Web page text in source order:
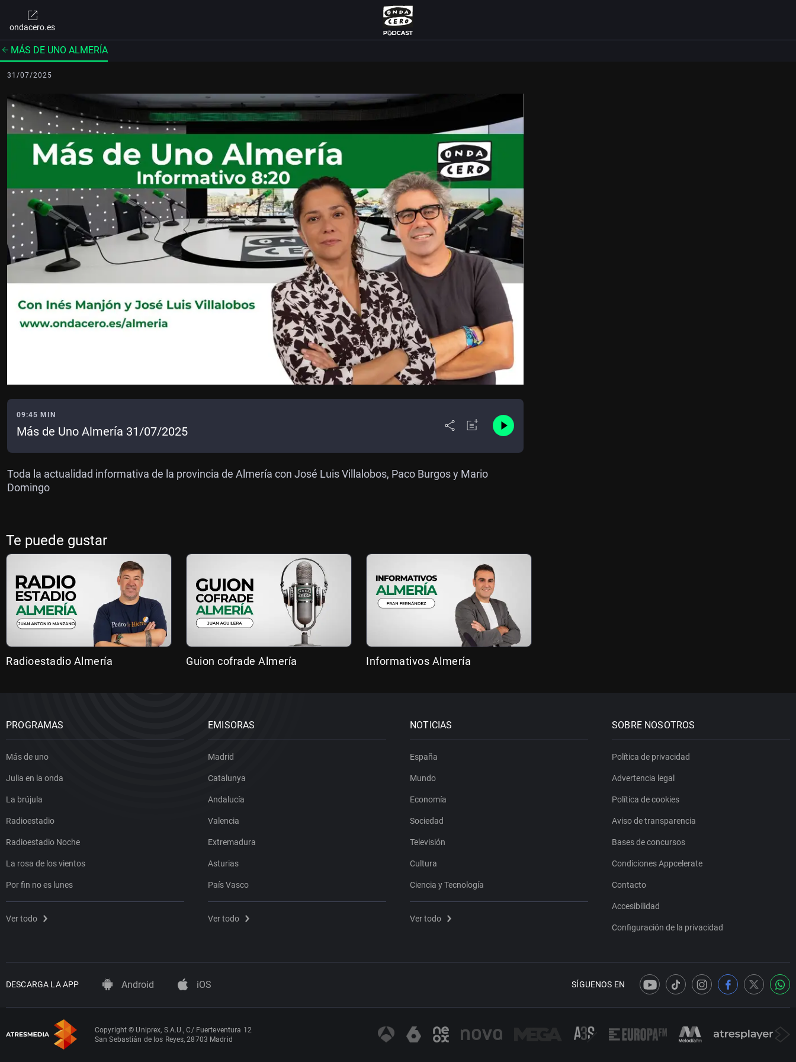
ondacero.es
MÁS DE UNO ALMERÍA
31/07/2025
09:45 MIN
Más de Uno Almería 31/07/2025
Toda la actualidad informativa de la provincia de Almería con José Luis Villalobos, Paco Burgos y Mario
Domingo
Te puede gustar
Radioestadio Almería Guion cofrade Almería Informativos Almería
PROGRAMAS
Más de uno
Julia en la onda
La brújula
Radioestadio
Radioestadio Noche
La rosa de los vientos
Por fin no es lunes
Ver todo
EMISORAS
Madrid
Catalunya
Andalucía
Valencia
Extremadura
Asturias
País Vasco
Ver todo
NOTICIAS
España
Mundo
Economía
Sociedad
Televisión
Cultura
Ciencia y Tecnología
Ver todo
SOBRE NOSOTROS
Política de privacidad
Advertencia legal
Política de cookies
Aviso de transparencia
Bases de concursos
Condiciones Appcelerate
Contacto
Accesibilidad
Configuración de la privacidad
DESCARGA LA APP Android iOS SÍGUENOS EN
Copyright © Uniprex, S.A.U., C/ Fuerteventura 12
San Sebastián de los Reyes, 28703 Madrid